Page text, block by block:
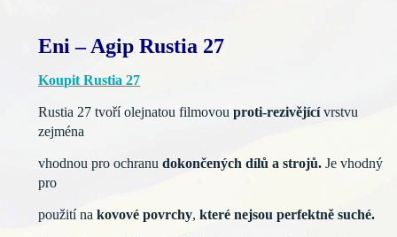
Eni – Agip Rustia 27
Koupit Rustia 27
Rustia 27 tvoří olejnatou filmovouproti-rezivějícívrstvu
zejména
vhodnou pro ochranudokončených dílů a strojů.Je vhodný
pro
použití nakovové povrchy,které nejsou perfektně suché.